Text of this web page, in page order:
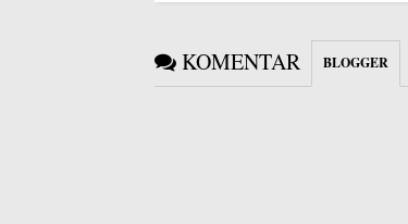
KOMENTAR BLOGGER